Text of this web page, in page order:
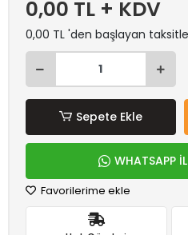
0,00 TL + KDV
0,00 TL 'den başlayan
Sepete Ekle
WHATSAPP
Favorilerime ekle